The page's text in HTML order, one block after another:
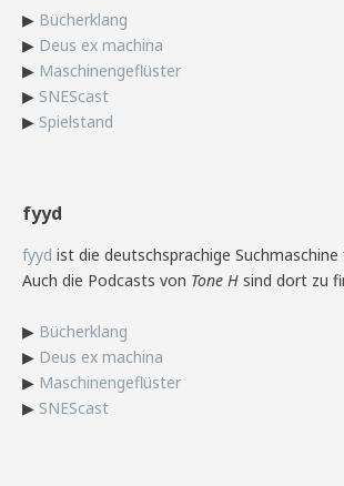
▶ Bücherklang
▶ Deus ex machina
▶ Maschinengeflüster
▶ SNEScast
▶ Spielstand
fyyd
fyyd ist die deutschsprachige
Auch die Podcasts von Tone H sind dort zu
▶ Bücherklang
▶ Deus ex machina
▶ Maschinengeflüster
▶ SNEScast